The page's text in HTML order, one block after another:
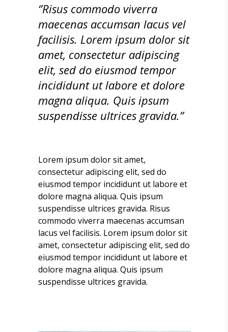
‘’Risus commodo viverra
maecenas accumsan lacus vel
facilisis. Lorem ipsum dolor sit
amet, consectetur adipiscing
elit, sed do eiusmod tempor
incididunt ut labore et dolore
magna aliqua. Quis ipsum
suspendisse ultrices gravida.’’
Lorem ipsum dolor sit amet,
consectetur adipiscing elit, sed do
eiusmod tempor incididunt ut labore et
dolore magna aliqua. Quis ipsum
suspendisse ultrices gravida. Risus
commodo viverra maecenas accumsan
lacus vel facilisis. Lorem ipsum dolor sit
amet, consectetur adipiscing elit, sed do
eiusmod tempor incididunt ut labore et
dolore magna aliqua. Quis ipsum
suspendisse ultrices gravida.